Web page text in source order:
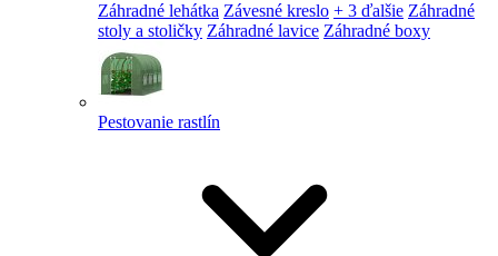
Záhradné lehátka Závesné kreslo + 3 ďalšie Záhradné
stoly a stoličky Záhradné lavice Záhradné boxy
Pestovanie rastlín